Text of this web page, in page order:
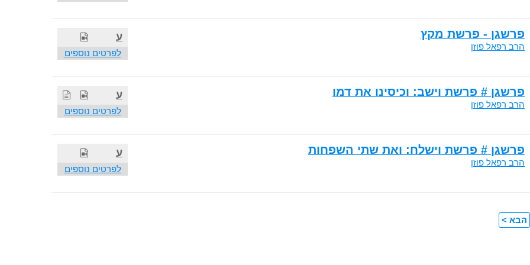
ע
לפרטים נוספים
פרשגן - פרשת מקץ
הרב רפאל פוזן
ע
לפרטים נוספים
פרשגן # פרשת וישב: וכיסינו את דמו
הרב רפאל פוזן
ע
לפרטים נוספים
פרשגן # פרשת וישלח: ואת שתי השפחות
הרב רפאל פוזן
הבא >